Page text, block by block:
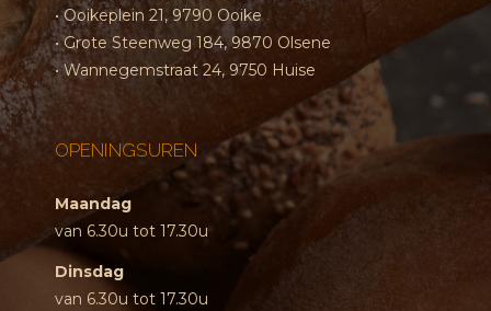
• Ooikeplein 21, 9790 Ooike
• Grote Steenweg 184, 9870 Olsene
• Wannegemstraat 24, 9750 Huise
OPENINGSUREN
Maandag
van 6.30u tot 17.30u
Dinsdag
van 6.30u tot 17.30u